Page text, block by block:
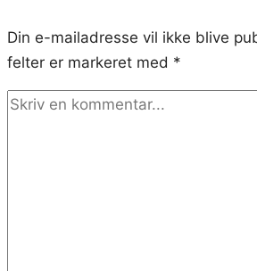
Din e-mailadresse vil ikke blive
felter er markeret med *